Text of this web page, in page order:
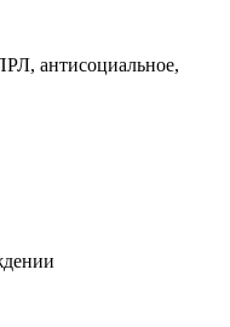
антисоциальное,